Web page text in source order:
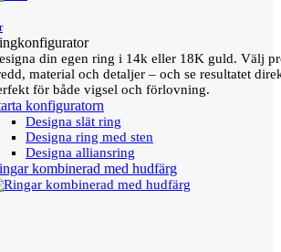
din egen ring i 14k eller 18K guld. Välj
material och detaljer – och se resultatet
för både vigsel och förlovning.
konfiguratorn
Designa slät ring
Designa ring med sten
Designa alliansring
kombinerad med hudfärg